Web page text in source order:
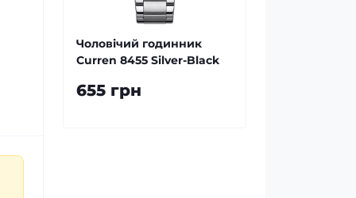
Чоловічий годинник
Curren 8455 Silver-Black
655 грн